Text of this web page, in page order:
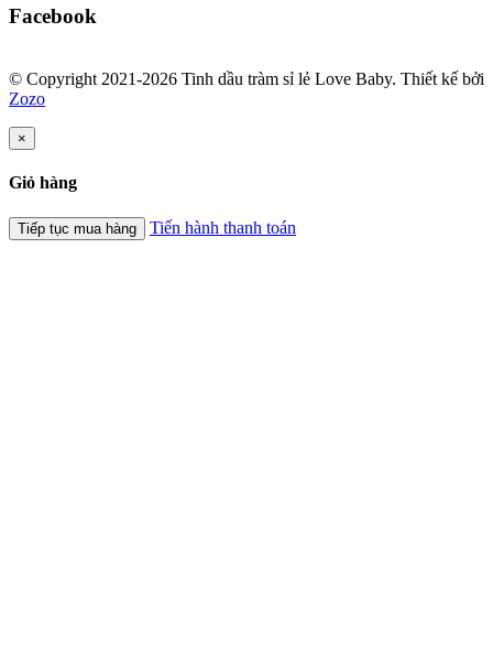
Facebook
© Copyright 2021-2026 Tinh dầu tràm sỉ lẻ Love Baby. Thiết kế bởi
Zozo
×
Giỏ hàng
Tiếp tục mua hàng Tiến hành thanh toán